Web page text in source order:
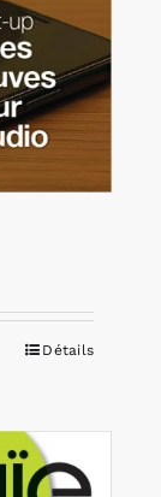
Détails